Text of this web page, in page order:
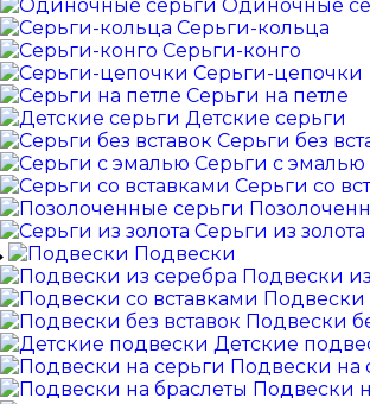
Одиночные
Серьги-кольца
Серьги-конго
Серьги-цепочки
Серьги на петле
Детские серьги
Серьги без
Серьги с эмалью
Серьги со
Серьги из золота
Подвески
Подвески
Подвески
Подвески
Детские
Подвески на
Подвески